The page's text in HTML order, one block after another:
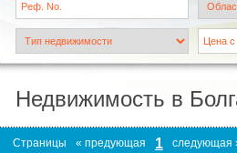
Недвижимость в
Страницы « предующая 1 следующая